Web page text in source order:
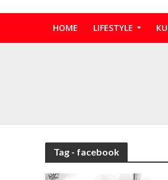
HOME LIFESTYLE
Tag - facebook